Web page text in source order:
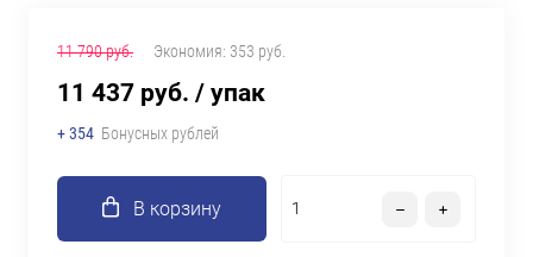
11 790 руб. Экономия: 353 руб.
11 437 руб. / упак
+ 354 Бонусных рублей
В корзину